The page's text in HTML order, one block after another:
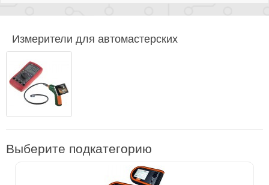
Измерители для автомастерских
Выберите подкатегорию